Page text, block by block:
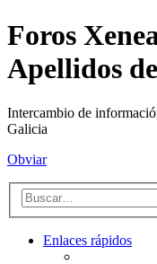
Foros
Apellidos
Intercambio de
Galicia
Obviar
Enlaces rápidos